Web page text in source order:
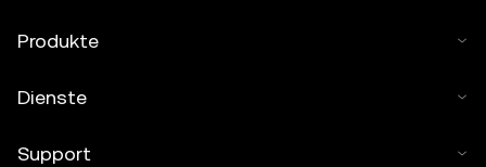
Produkte
Dienste
Support